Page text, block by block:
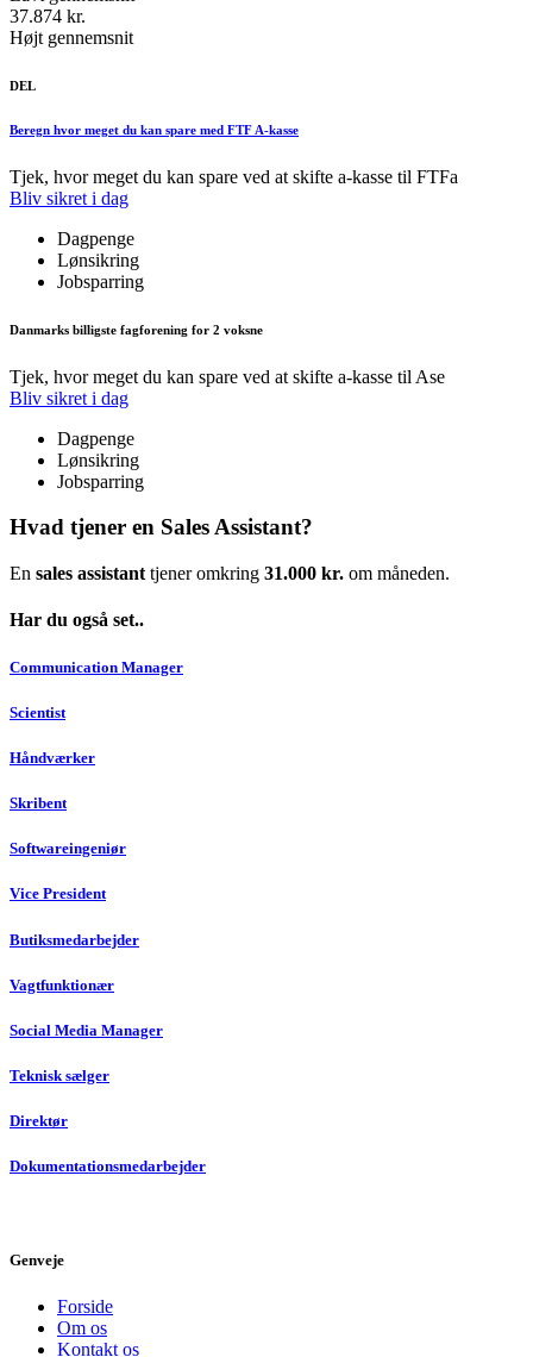
37.874 kr.
Højt gennemsnit
DEL
Beregn hvor meget du kan spare med FTF A-kasse
Tjek, hvor meget du kan spare ved at skifte a-kasse til FTFa
Bliv sikret i dag
Dagpenge
Lønsikring
Jobsparring
Danmarks billigste fagforening for 2 voksne
Tjek, hvor meget du kan spare ved at skifte a-kasse til Ase
Bliv sikret i dag
Dagpenge
Lønsikring
Jobsparring
Hvad tjener en Sales Assistant?
En sales assistant tjener omkring 31.000 kr. om måneden.
Har du også set..
Communication Manager
Scientist
Håndværker
Skribent
Softwareingeniør
Vice President
Butiksmedarbejder
Vagtfunktionær
Social Media Manager
Teknisk sælger
Direktør
Dokumentationsmedarbejder
Genveje
Forside
Om os
Kontakt os